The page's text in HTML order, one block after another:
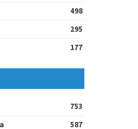
498
295
177
753
587